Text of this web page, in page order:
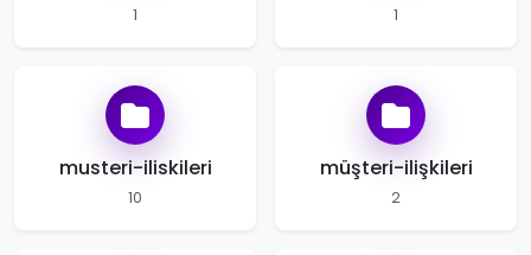
1 1
musteri-iliskileri
10
müşteri-ilişkileri
2